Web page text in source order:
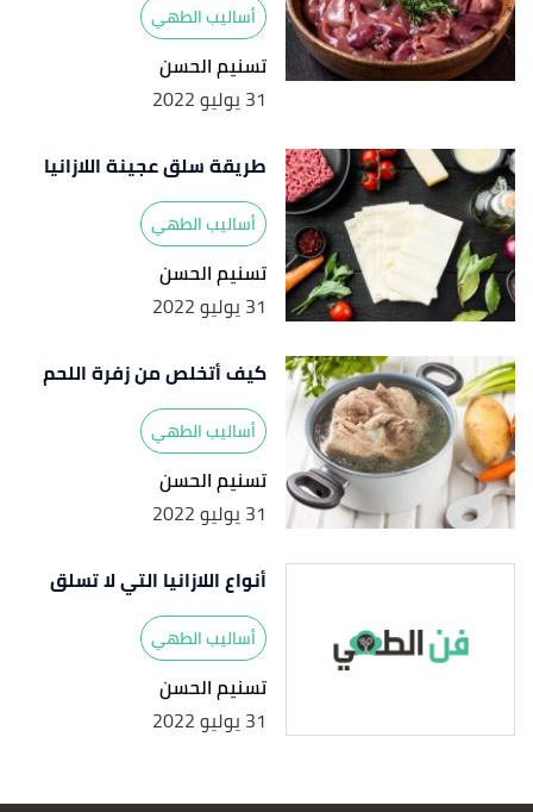
أساليب الطهي
تسنيم الحسن
31 يوليو 2022
طريقة سلق عجينة اللازانيا
أساليب الطهي
تسنيم الحسن
31 يوليو 2022
كيف أتخلص من زفرة اللحم
أساليب الطهي
تسنيم الحسن
31 يوليو 2022
أنواع اللازانيا التي لا تسلق
أساليب الطهي
تسنيم الحسن
31 يوليو 2022